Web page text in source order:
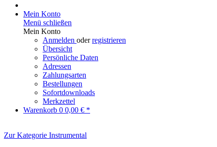
Mein Konto
Menü schließen
Mein Konto
Anmelden oderregistrieren
Übersicht
Persönliche Daten
Adressen
Zahlungsarten
Bestellungen
Sofortdownloads
Merkzettel
Warenkorb 0 0,00 € *
Zur Kategorie Instrumental